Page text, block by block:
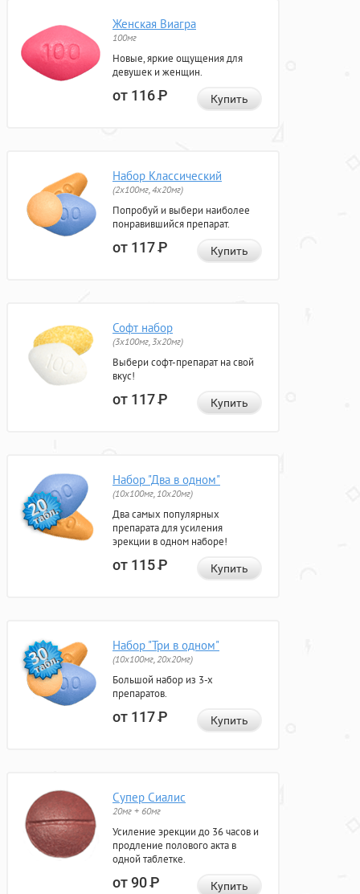
Женская Виагра
100мг
Новые, яркие ощущения для
девушек и женщин.
от 116Р Купить
Набор Классический
(2x100мг, 4x20мг)
Попробуй и выбери наиболее
понравившийся препарат.
от 117Р Купить
Софт набор
(3x100мг, 3x20мг)
Выбери софт-препарат на свой
вкус!
от 117Р Купить
Набор "Два в одном"
(10x100мг, 10x20мг)
Два самых популярных
препарата для усиления
эрекции в одном наборе!
от 115Р Купить
Набор "Три в одном"
(10x100мг, 20x20мг)
Большой набор из 3-х
препаратов.
от 117Р Купить
Супер Сиалис
20мг + 60мг
Усиление эрекции до 36 часов и
продление полового акта в
одной таблетке.
от 90Р Купить